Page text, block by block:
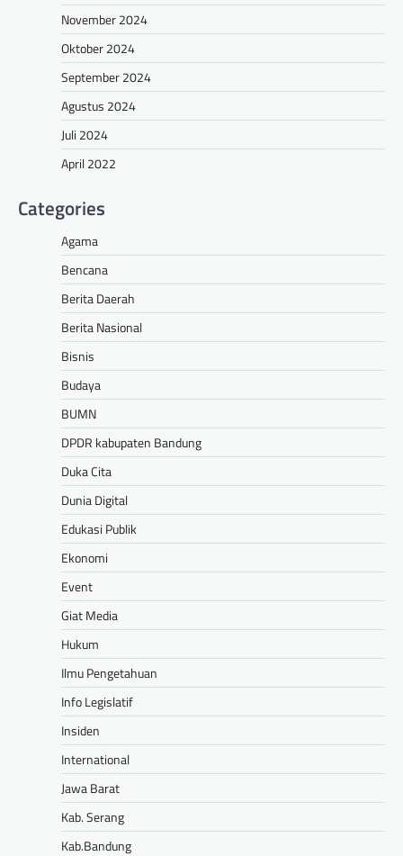
November 2024
Oktober 2024
September 2024
Agustus 2024
Juli 2024
April 2022
Categories
Agama
Bencana
Berita Daerah
Berita Nasional
Bisnis
Budaya
BUMN
DPDR kabupaten Bandung
Duka Cita
Dunia Digital
Edukasi Publik
Ekonomi
Event
Giat Media
Hukum
Ilmu Pengetahuan
Info Legislatif
Insiden
International
Jawa Barat
Kab. Serang
Kab.Bandung